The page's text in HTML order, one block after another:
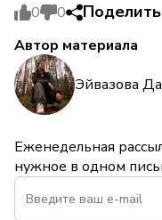
0 0
Автор материала
Эйвазова
Еженедельная
нужное в одном